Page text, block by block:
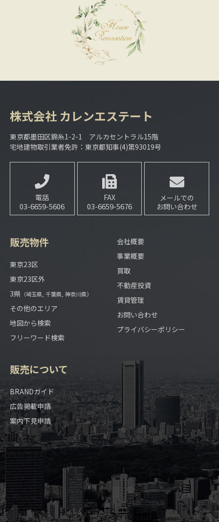
株式会社 カレンエステート
東京都墨田区錦糸1-2-1 アルカセントラル15階
宅地建物取引業者免許：東京都知事(4)第93019号
電話
03-6659-5606
FAX
03-6659-5676
メールでの
お問い合わせ
販売物件
東京23区
東京23区外
3県 （埼玉県, 千葉県, 神奈川県）
その他のエリア
地図から検索
フリーワード検索
販売について
BRANDガイド
広告掲載申請
案内下見申請
会社概要
事業概要
買取
不動産投資
賃貸管理
お問い合わせ
プライバシーポリシー